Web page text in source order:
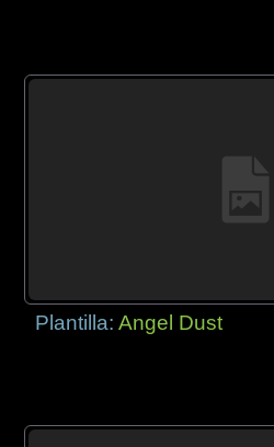
Plantilla:Angel Dust